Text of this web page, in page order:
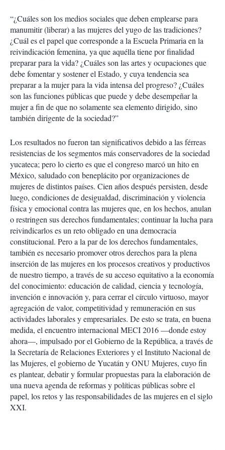
“¿Cuáles son los medios sociales que deben emplearse para
manumitir (liberar) a las mujeres del yugo de las tradiciones?
¿Cuál es el papel que corresponde a la Escuela Primaria en la
reivindicación femenina, ya que aquélla tiene por finalidad
preparar para la vida? ¿Cuáles son las artes y ocupaciones que
debe fomentar y sostener el Estado, y cuya tendencia sea
preparar a la mujer para la vida intensa del progreso? ¿Cuáles
son las funciones públicas que puede y debe desempeñar la
mujer a fin de que no solamente sea elemento dirigido, sino
también dirigente de la sociedad?”
Los resultados no fueron tan significativos debido a las férreas
resistencias de los segmentos más conservadores de la sociedad
yucateca; pero lo cierto es que el congreso marcó un hito en
México, saludado con beneplácito por organizaciones de
mujeres de distintos países. Cien años después persisten, desde
luego, condiciones de desigualdad, discriminación y violencia
física y emocional contra las mujeres que, en los hechos, anulan
o restringen sus derechos fundamentales; continuar la lucha para
reivindicarlos es un reto obligado en una democracia
constitucional. Pero a la par de los derechos fundamentales,
también es necesario promover otros derechos para la plena
inserción de las mujeres en los procesos creativos y productivos
de nuestro tiempo, a través de su acceso equitativo a la economía
del conocimiento: educación de calidad, ciencia y tecnología,
invención e innovación y, para cerrar el círculo virtuoso, mayor
agregación de valor, competitividad y remuneración en sus
actividades laborales y empresariales. De esto se trata, en buena
medida, el encuentro internacional MECI 2016 —donde estoy
ahora—, impulsado por el Gobierno de la República, a través de
la Secretaría de Relaciones Exteriores y el Instituto Nacional de
las Mujeres, el gobierno de Yucatán y ONU Mujeres, cuyo fin
es plantear, debatir y formular propuestas para la elaboración de
una nueva agenda de reformas y políticas públicas sobre el
papel, los retos y las responsabilidades de las mujeres en el siglo
XXI.